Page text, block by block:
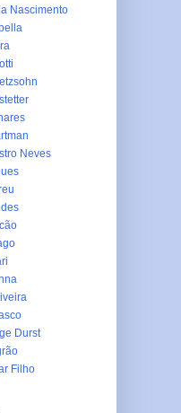
Nascimento
Neves
Durst
Filho